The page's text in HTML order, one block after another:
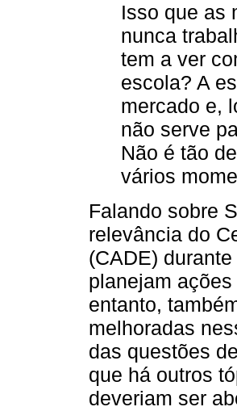
Isso que as
nunca
tem a ver
escola? A
mercado e,
não serve
Não é tão
vários
Falando sobre
relevância do
(CADE)
planejam
entanto,
melhoradas
das questões
que há outros
deveriam ser